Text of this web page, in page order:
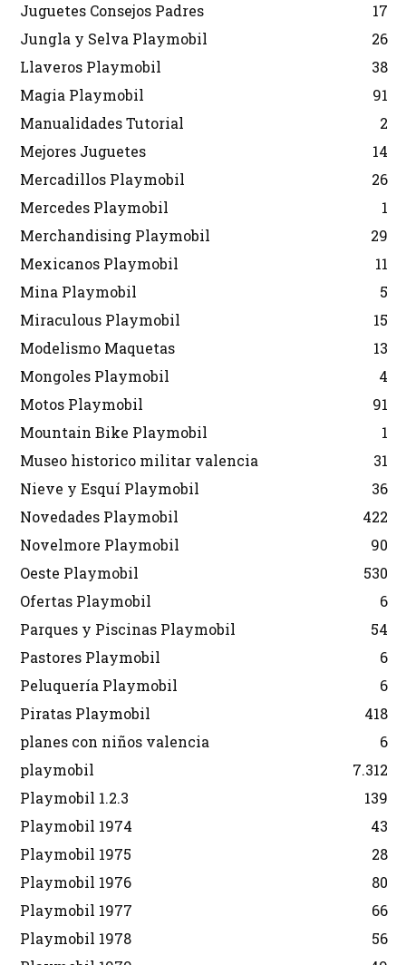
Juguetes Consejos Padres
17
Jungla y Selva Playmobil
26
Llaveros Playmobil
38
Magia Playmobil
91
Manualidades Tutorial
2
Mejores Juguetes
14
Mercadillos Playmobil
26
Mercedes Playmobil
1
Merchandising Playmobil
29
Mexicanos Playmobil
11
Mina Playmobil
5
Miraculous Playmobil
15
Modelismo Maquetas
13
Mongoles Playmobil
4
Motos Playmobil
91
Mountain Bike Playmobil
1
Museo historico militar valencia
31
Nieve y Esquí Playmobil
36
Novedades Playmobil
422
Novelmore Playmobil
90
Oeste Playmobil
530
Ofertas Playmobil
6
Parques y Piscinas Playmobil
54
Pastores Playmobil
6
Peluquería Playmobil
6
Piratas Playmobil
418
planes con niños valencia
6
playmobil
7.312
Playmobil 1.2.3
139
Playmobil 1974
43
Playmobil 1975
28
Playmobil 1976
80
Playmobil 1977
66
Playmobil 1978
56